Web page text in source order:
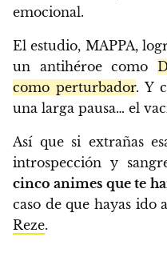
emocional.
El estudio, MAPPA,
un antihéroe como
como perturbador. Y
una larga pausa… el
Así que si extrañas
introspección y
cinco animes que te
caso de que hayas ido
Reze.